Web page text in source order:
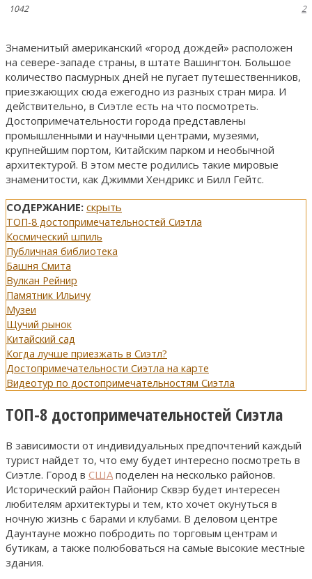
1042 2
Знаменитый американский «город дождей» расположен
на севере-западе страны, в штате Вашингтон. Большое
количество пасмурных дней не пугает путешественников,
приезжающих сюда ежегодно из разных стран мира. И
действительно, в Сиэтле есть на что посмотреть.
Достопримечательности города представлены
промышленными и научными центрами, музеями,
крупнейшим портом, Китайским парком и необычной
архитектурой. В этом месте родились такие мировые
знаменитости, как Джимми Хендрикс и Билл Гейтс.
СОДЕРЖАНИЕ: скрыть
ТОП-8 достопримечательностей Сиэтла
Космический шпиль
Публичная библиотека
Башня Смита
Вулкан Рейнир
Памятник Ильичу
Музеи
Щучий рынок
Китайский сад
Когда лучше приезжать в Сиэтл?
Достопримечательности Сиэтла на карте
Видеотур по достопримечательностям Сиэтла
ТОП-8 достопримечательностей Сиэтла
В зависимости от индивидуальных предпочтений каждый
турист найдет то, что ему будет интересно посмотреть в
Сиэтле. Город в США поделен на несколько районов.
Исторический район Пайонир Сквэр будет интересен
любителям архитектуры и тем, кто хочет окунуться в
ночную жизнь с барами и клубами. В деловом центре
Даунтауне можно побродить по торговым центрам и
бутикам, а также полюбоваться на самые высокие местные
здания.